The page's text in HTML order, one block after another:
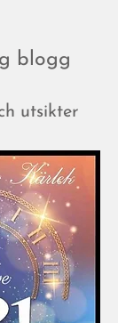
blogg
utsikter